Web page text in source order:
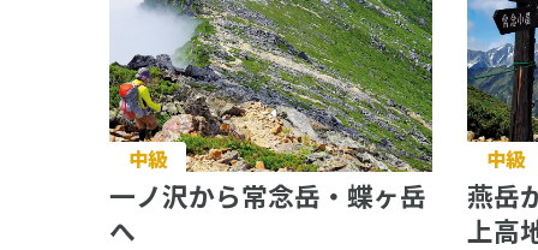
中級
一ノ沢から常念岳・蝶ヶ岳
へ
中級
燕岳
上高